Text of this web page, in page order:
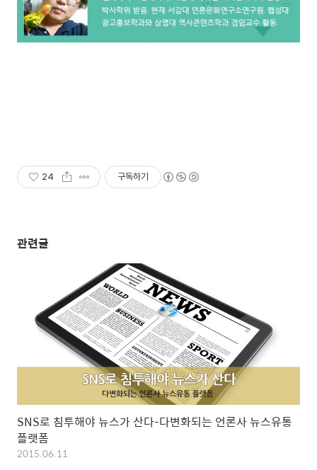
24 구독하기
관련글
SNS로 침투해야 뉴스가 산다-다변화되는 언론사 뉴스유통
플랫폼
2015.06.11